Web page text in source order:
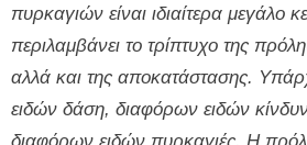
πυρκαγιών είναι ιδιαίτερα μεγάλο
περιλαμβάνει το τρίπτυχο της
αλλά και της αποκατάστασης.
ειδών δάση, διαφόρων ειδών
διαφόρων ειδών πυρκαγιές. Η